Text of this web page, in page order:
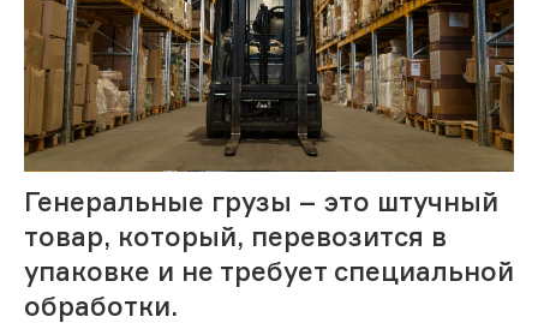
Генеральные грузы – это штучный
товар, который, перевозится в
упаковке и не требует специальной
обработки.